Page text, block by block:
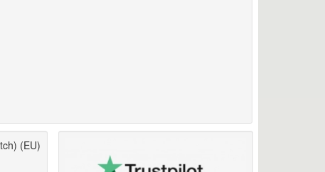
(EU)